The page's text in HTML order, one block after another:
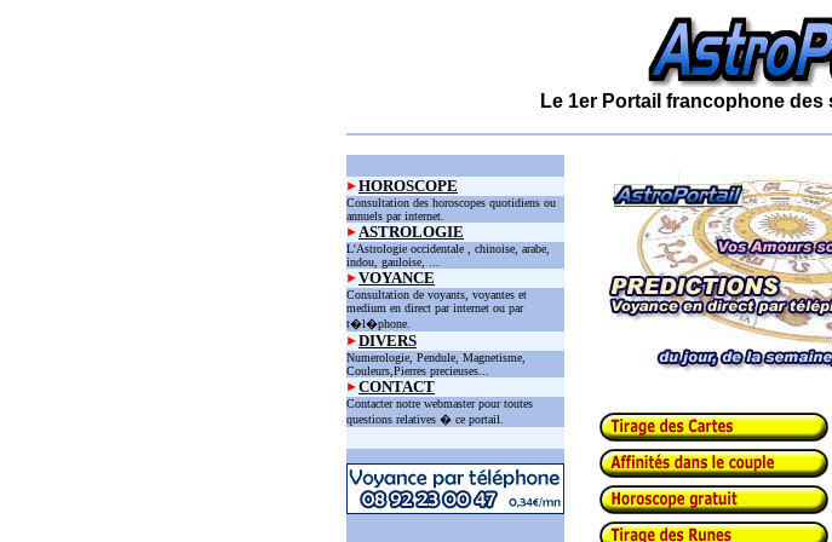
Le 1er Portail francophone
HOROSCOPE
Consultation des horoscopes quotidiens ou
annuels par internet.
ASTROLOGIE
L'Astrologie occidentale , chinoise, arabe,
indou, gauloise, ...
VOYANCE
Consultation de voyants, voyantes et
medium en direct par internet ou par
t�l�phone.
DIVERS
Numerologie, Pendule, Magnetisme,
Couleurs,Pierres precieuses...
CONTACT
Contacter notre webmaster pour toutes
questions relatives � ce portail.